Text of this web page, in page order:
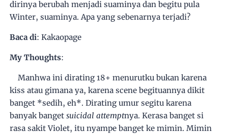
dirinya berubah menjadi suaminya dan begitu pula
Winter, suaminya. Apa yang sebenarnya terjadi?
Baca di: Kakaopage
My Thoughts:
Manhwa ini dirating 18+ menurutku bukan karena
kiss atau gimana ya, karena scene begituannya dikit
banget *sedih, eh*. Dirating umur segitu karena
banyak bangetsuicidal attemptnya. Kerasa banget si
rasa sakit Violet, itu nyampe banget ke mimin. Mimin